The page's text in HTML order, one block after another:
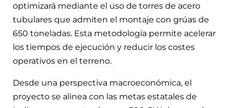
optimizará mediante el uso de torres de acero
tubulares que admiten el montaje con grúas de
650 toneladas. Esta metodología permite acelerar
los tiempos de ejecución y reducir los costes
operativos en el terreno.
Desde una perspectiva macroeconómica, el
proyecto se alinea con las metas estatales de